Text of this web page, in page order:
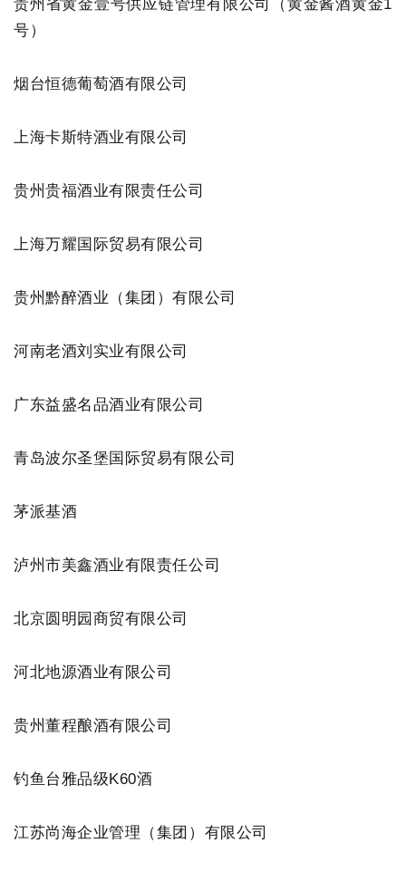
贵州省黄金壹号供应链管理有限公司（黄金酱酒黄金1
号）
烟台恒德葡萄酒有限公司
上海卡斯特酒业有限公司
贵州贵福酒业有限责任公司
上海万耀国际贸易有限公司
贵州黔醉酒业（集团）有限公司
河南老酒刘实业有限公司
广东益盛名品酒业有限公司
青岛波尔圣堡国际贸易有限公司
茅派基酒
泸州市美鑫酒业有限责任公司
北京圆明园商贸有限公司
河北地源酒业有限公司
贵州董程酿酒有限公司
钓鱼台雅品级K60酒
江苏尚海企业管理（集团）有限公司